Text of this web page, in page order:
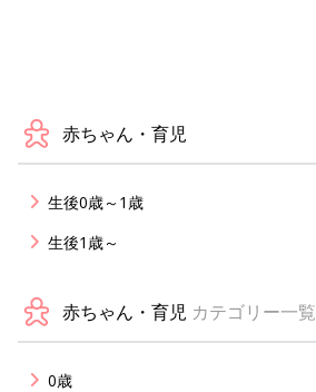
赤ちゃん・育児
生後0歳～1歳
生後1歳～
赤ちゃん・育児 カテゴリー一覧
0歳